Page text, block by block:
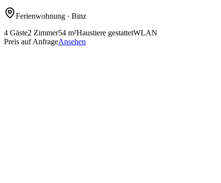
Ferienwohnung · Binz
4 Gäste2 Zimmer54 m²Haustiere gestattetWLAN
Preis auf AnfrageAnsehen